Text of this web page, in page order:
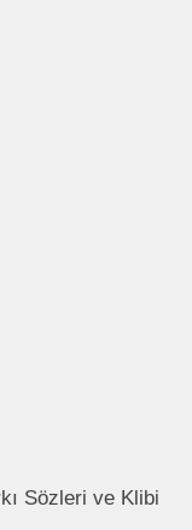
Sözleri ve Klibi